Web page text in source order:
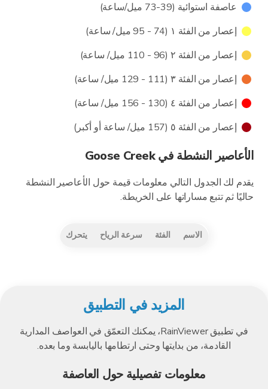
عاصفة استوائية (39-73 ميل/ساعة)
إعصار من الفئة ١ (74 - 95 ميل/ ساعة)
إعصار من الفئة ٢ (96 - 110 ميل/ ساعة)
إعصار من الفئة ٣ (111 - 129 ميل/ ساعة)
إعصار من الفئة ٤ (130 - 156 ميل/ ساعة)
إعصار من الفئة ٥ (157 ميل/ ساعة أو أكبر)
الأعاصير النشطة في Goose Creek
يقدم لك الجدول التالي معلومات قيمة حول الأعاصير النشطة
حاليًا ثم تتبع مساراتها على الخريطة.
الاسم الفئة سرعة الرياح يتحرك
المزيد في التطبيق
في تطبيق RainViewer، يمكنك التعمّق في العواصف المدارية
القادمة، من بدايتها وحتى ارتطامها باليابسة وما بعده.
معلومات تفصيلية حول العاصفة